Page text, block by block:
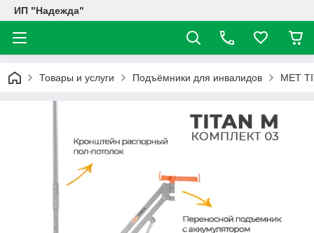
ИП "Надежда"
Товары и услуги Подъёмники для инвалидов MET